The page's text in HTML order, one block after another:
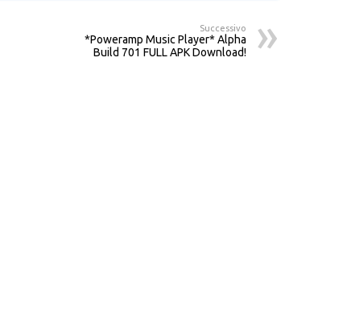
Successivo
*Poweramp Music Player* Alpha
Build 701 FULL APK Download!